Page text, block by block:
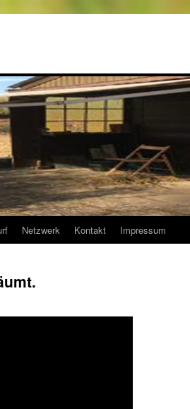
Netzwerk Kontakt Impressum